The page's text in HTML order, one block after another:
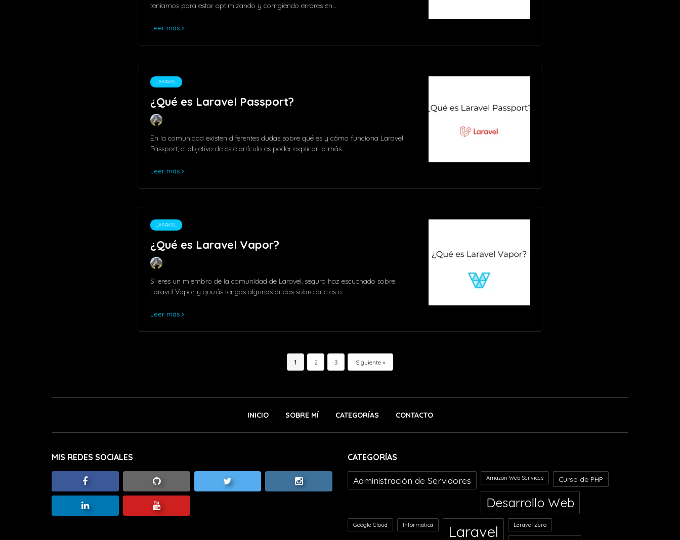
teníamos para estar optimizando y corrigiendo errores en…
Leer más
LARAVEL
¿Qué es Laravel Passport?
En la comunidad existen diferentes dudas sobre qué es y cómo funciona Laravel
Passport, el objetivo de este artículo es poder explicar lo más…
Leer más
LARAVEL
¿Qué es Laravel Vapor?
Si eres un miembro de la comunidad de Laravel, seguro haz escuchado sobre
Laravel Vapor y quizás tengas algunas dudas sobre que es o…
Leer más
1 2 3 Siguiente
INICIO SOBRE MÍ CATEGORÍAS CONTACTO
MIS REDES SOCIALES CATEGORÍAS
Administración de Servidores Amazon Web Services Curso de PHP
Desarrollo Web
Google Cloud Informática Laravel Laravel Zero